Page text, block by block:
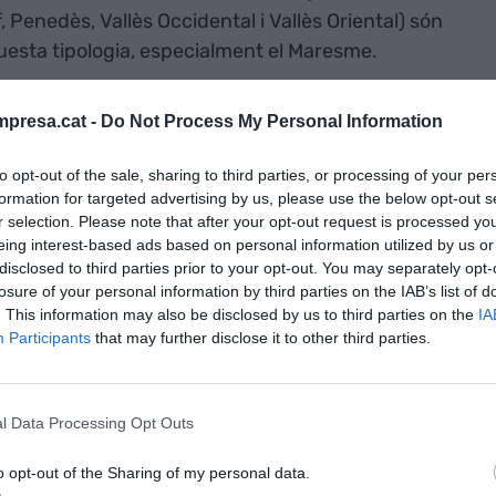
- Do Not Process My Personal Information
opt-out of the sale, sharing to third parties, or processing of your
for targeted advertising by us, please use the below opt-out
selection. Please note that after your opt-out request is processed
interest-based ads based on personal information utilized by us
to third parties prior to your opt-out. You may separately
of your personal information by third parties on the IAB’s list of
This information may also be disclosed by us to third parties on the
Participants that may further disclose it to other third parties.
Data Processing Opt Outs
opt-out of the Sharing of my personal data.
Vallès Occidental i Vallès Oriental) són
tipologia, especialment el Maresme.
turísticaPaisatges Barcelona(Osona,
seva oferta majoritària és la vinculada a la
destacant l’oferta d’espais singulars a la natura
de la marca turística Pirineus Barcelona,
a la natura i activitats d’incentiu a l’aire lliure.
tres ciutats europees més demandades per
informe d’American Express GBT Meetings &
sector consultats afirmen que voldrien
aposten per traslladar l’esdeveniment a una
La capital catalana va tancar l’any 2023
en línia amb les mateixes xifres del 2022,
i 1.173 convencions i incentius, segons dades